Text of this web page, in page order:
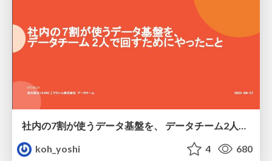
社内の7割が使うデータ基盤を、 データチーム2人で回すためにやったこと
koh_yoshi
4 680